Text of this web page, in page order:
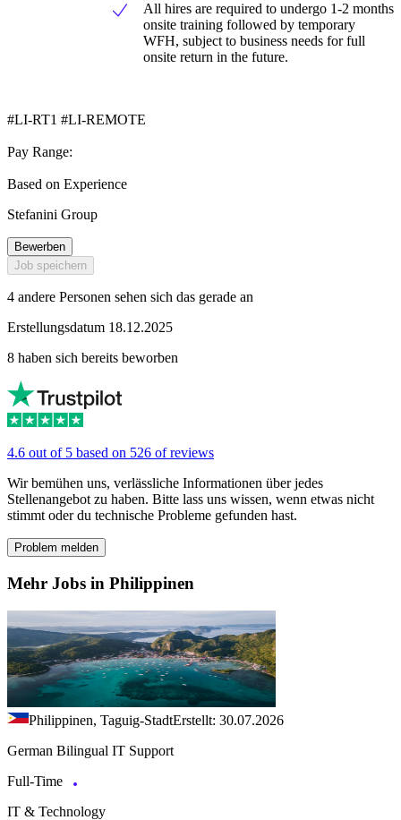
All hires are required to undergo 1-2 months
onsite training followed by temporary
WFH, subject to business needs for full
onsite return in the future.
#LI-RT1 #LI-REMOTE
Pay Range:
Based on Experience
Stefanini Group
Bewerben
Job speichern
4 andere Personen sehen sich das gerade an
Erstellungsdatum 18.12.2025
8 haben sich bereits beworben
4.6 out of 5 based on 526 of reviews
Wir bemühen uns, verlässliche Informationen über jedes
Stellenangebot zu haben. Bitte lass uns wissen, wenn etwas nicht
stimmt oder du technische Probleme gefunden hast.
Problem melden
Mehr Jobs in Philippinen
Philippinen, Taguig-StadtErstellt: 30.07.2026
German Bilingual IT Support
Full-Time
IT & Technology